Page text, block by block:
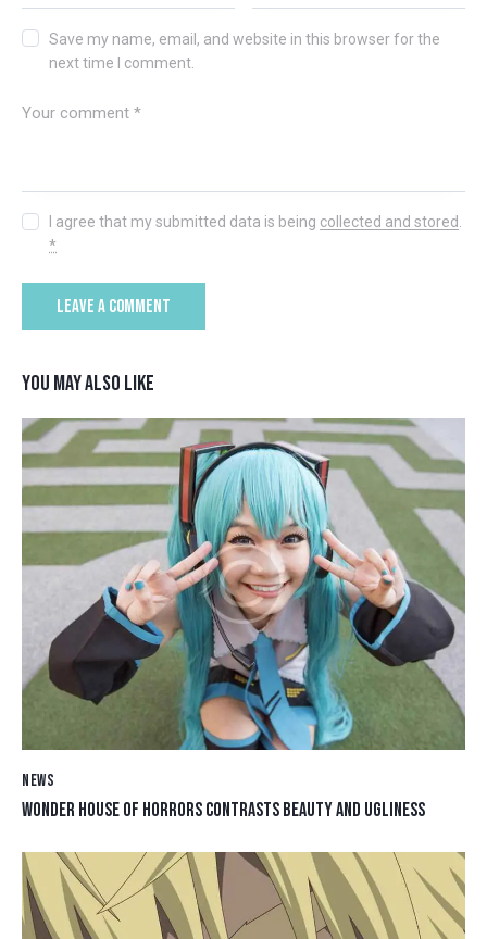
Save my name, email, and website in this browser for the
next time I comment.
I agree that my submitted data is being collected and stored.
*
YOU MAY ALSO LIKE
NEWS
WONDER HOUSE OF HORRORS CONTRASTS BEAUTY AND UGLINESS